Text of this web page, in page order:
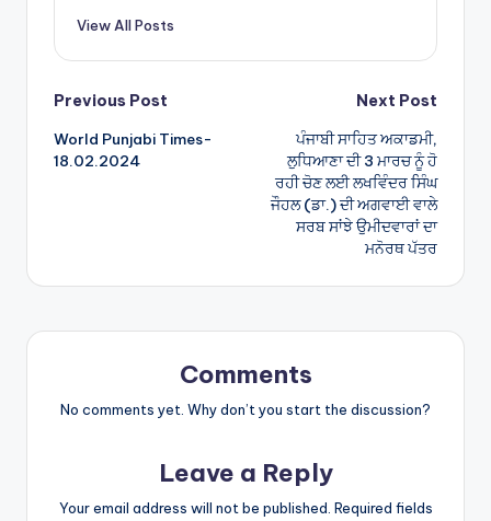
p
View All Posts
Post
navigation
Previous Post
World Punjabi Times-
18.02.2024
Next Post
ਪੰਜਾਬੀ ਸਾਹਿਤ ਅਕਾਡਮੀ,
ਲੁਧਿਆਣਾ ਦੀ 3 ਮਾਰਚ ਨੂੰ ਹੋ
ਰਹੀ ਚੋਣ ਲਈ ਲਖਵਿੰਦਰ ਸਿੰਘ
ਜੌਹਲ (ਡਾ.) ਦੀ ਅਗਵਾਈ ਵਾਲੇ
ਸਰਬ ਸਾਂਝੇ ਉਮੀਦਵਾਰਾਂ ਦਾ
ਮਨੋਰਥ ਪੱਤਰ
Comments
No comments yet. Why don’t you start the discussion?
Leave a Reply
Your email address will not be published. Required fields